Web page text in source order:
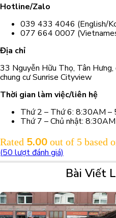
Hotline/Zalo
039 433 4046 (English/
077 664 0007
Địa chỉ
33 Nguyễn Hữu Thọ, Tân Hưng,
chung cư Sunrise Cityview
Thời gian làm việc/liên hệ
Thứ 2 – Thứ 6: 8:30AM –
Thứ 7 – Chủ nhật:
Rated 5.00 out of 5 based
(50 lượt đánh giá)
Bài Viết